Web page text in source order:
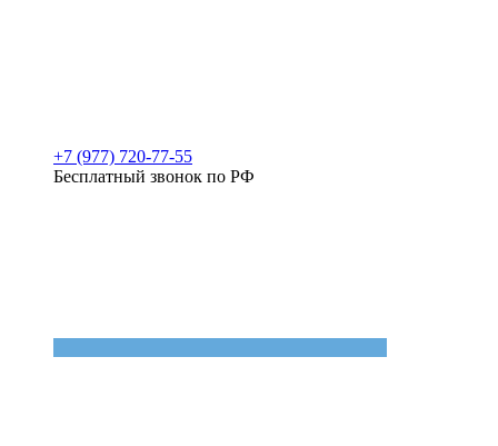
+7 (977) 720-77-55
Бесплатный звонок по РФ